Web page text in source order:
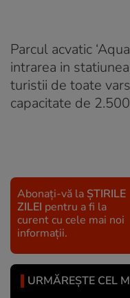
Parcul acvatic
intrarea in
turistii de toate
capacitate de
Abonați-vă la ȘTIRILE
ZILEI pentru a fi la
curent cu cele mai noi
informații.
URMĂREȘTE CEL